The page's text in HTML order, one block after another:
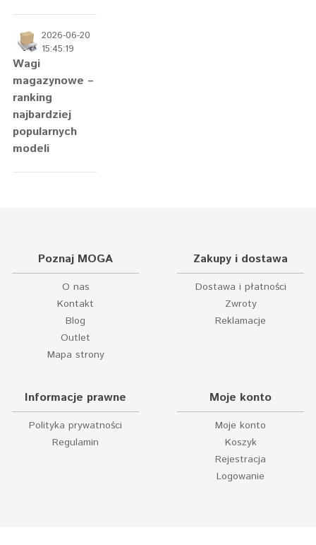
2026-06-20
15:45:19
Wagi
magazynowe –
ranking
najbardziej
popularnych
modeli
Poznaj MOGA
O nas
Kontakt
Blog
Outlet
Mapa strony
Zakupy i dostawa
Dostawa i płatności
Zwroty
Reklamacje
Informacje prawne
Polityka prywatności
Regulamin
Moje konto
Moje konto
Koszyk
Rejestracja
Logowanie